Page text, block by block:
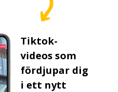
Tiktok-
videos som
fördjupar dig
i ett nytt